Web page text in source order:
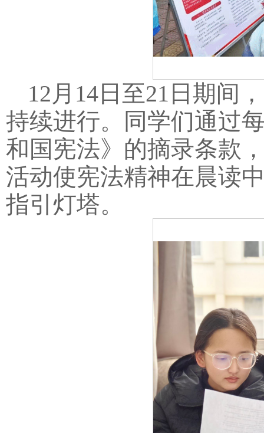
12月14日至21日期间
持续进行。同学们通过
和国宪法》的摘录条款
活动使宪法精神在晨读
指引灯塔。